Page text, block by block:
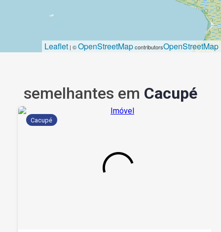
Leaflet | ©OpenStreetMapcontributorsOpenStreetMap
semelhantes em Cacupé
Cacupé